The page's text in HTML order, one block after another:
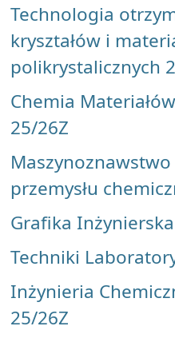
Technologia
kryształów i
polikrystalicznych
Chemia
25/26Z
przemysłu
Grafika
Techniki
Inżynieria
25/26Z